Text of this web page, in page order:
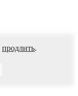
продлить.